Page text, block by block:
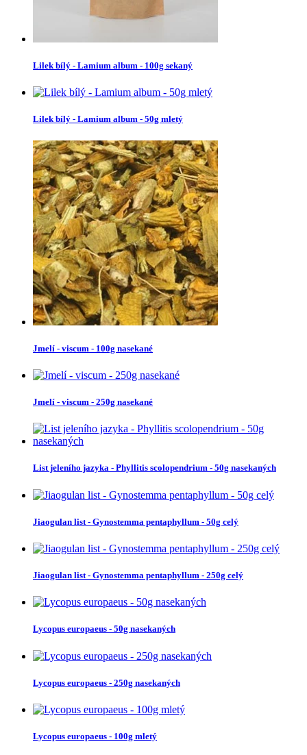
Lilek bílý - Lamium album - 100g sekaný
Lilek bílý - Lamium album - 50g mletý
Jmelí - viscum - 100g nasekané
Jmelí - viscum - 250g nasekané
List jeleního jazyka - Phyllitis scolopendrium - 50g nasekaných
Jiaogulan list - Gynostemma pentaphyllum - 50g celý
Jiaogulan list - Gynostemma pentaphyllum - 250g celý
Lycopus europaeus - 50g nasekaných
Lycopus europaeus - 250g nasekaných
Lycopus europaeus - 100g mletý